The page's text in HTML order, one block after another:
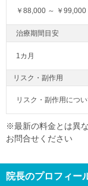
￥88,000 ～ ￥99,000
1カ月
リスク・副作用
リスク・副作用につ
※最新の料金とは異
お問合せください
院長のプロフィー